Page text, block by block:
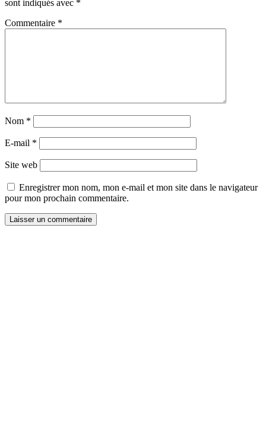
sont indiqués avec *
Commentaire *
Nom *
E-mail *
Site web
Enregistrer mon nom, mon e-mail et mon site dans le navigateur
pour mon prochain commentaire.